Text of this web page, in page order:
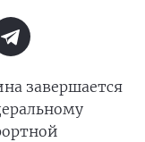
завершается